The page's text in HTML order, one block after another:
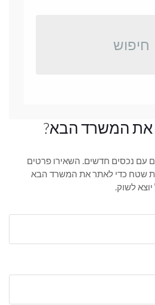
חיפוש
את המשרד הבא?
עם נכסים חדשים. השאירו פרטים
שטח כדי לאתר את המשרד הבא
לשוק.